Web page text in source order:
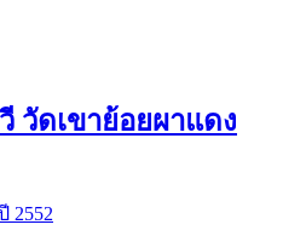
วัดเขาย้อยผาแดง